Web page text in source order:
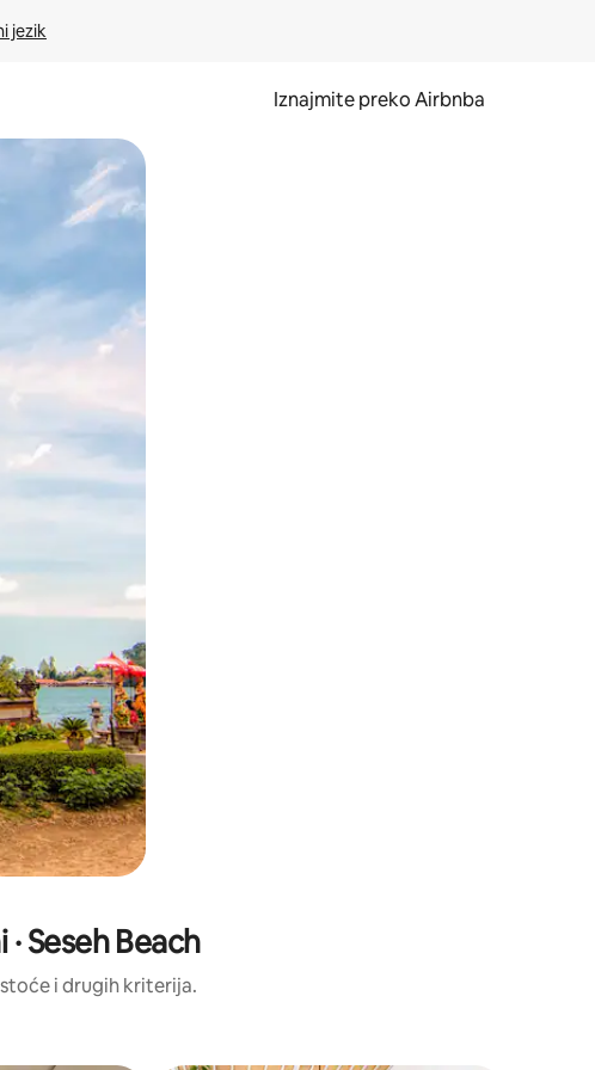
jezik
Iznajmite preko Airbnba
ili prelaskom prstom po zaslonu.
Seseh Beach
i drugih kriterija.